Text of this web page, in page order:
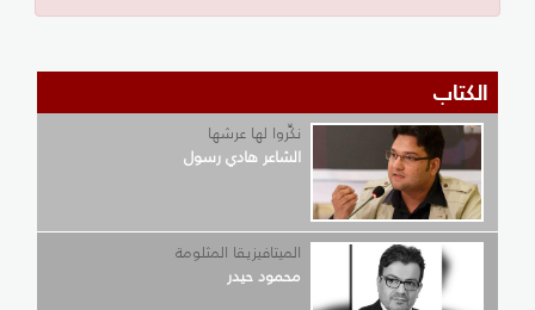
الكتاب
نكِّروا لها عرشها
الشاعر هادي رسول
الميتافيزيقا المثلومة
محمود حيدر